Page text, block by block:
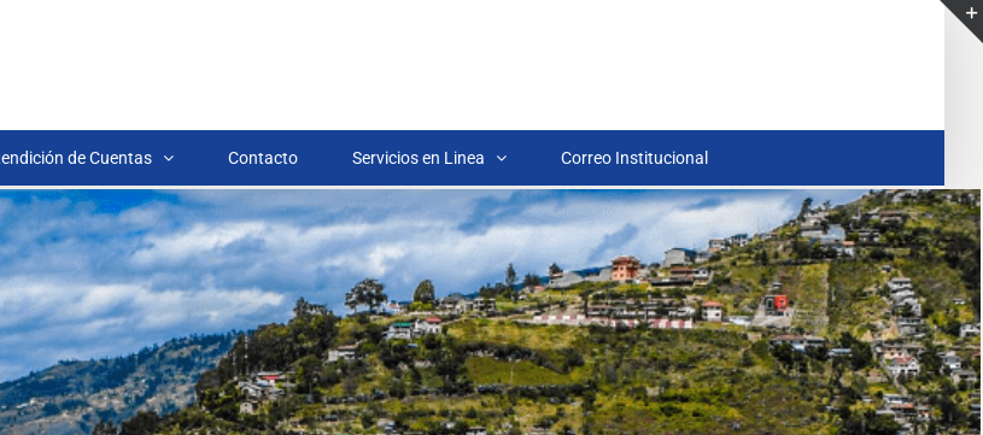
de Cuentas Contacto Servicios en Linea Correo Institucional